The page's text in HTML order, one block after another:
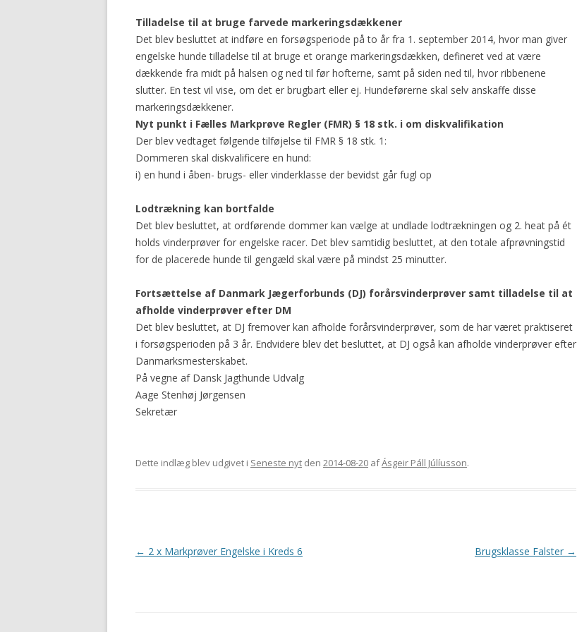
OPRINDELSE
DGSK’S OG DKK’S
AVLSANBEFALINGER
MÆRKEDAGE
NEKROLOGER
PRIVATLIVSPOLITIK
KONTOINFORMATIONER OG
MOBILEPAY
REFERATER FRA
REFERATER FRA
BESTYRELSESMØDER
Tilladelse til at bruge farvede markeringsdækkener
Det blev besluttet at indføre en forsøgsperiode på to år fra 1. september 2014, hvor man giver
engelske hunde tilladelse til at bruge et orange markeringsdækken, defineret ved at være
dækkende fra midt på halsen og ned til før hofterne, samt på siden ned til, hvor ribbenene
slutter. En test vil vise, om det er brugbart eller ej. Hundeførerne skal selv anskaffe disse
markeringsdækkener.
Nyt punkt i Fælles Markprøve Regler (FMR) § 18 stk. i om diskvalifikation
Der blev vedtaget følgende tilføjelse til FMR § 18 stk. 1:
Dommeren skal diskvalificere en hund:
i) en hund i åben- brugs- eller vinderklasse der bevidst går fugl op
Lodtrækning kan bortfalde
Det blev besluttet, at ordførende dommer kan vælge at undlade lodtrækningen og 2. heat på ét
holds vinderprøver for engelske racer. Det blev samtidig besluttet, at den totale afprøvningstid
for de placerede hunde til gengæld skal være på mindst 25 minutter.
Fortsættelse af Danmark Jægerforbunds (DJ) forårsvinderprøver samt tilladelse til at
afholde vinderprøver efter DM
Det blev besluttet, at DJ fremover kan afholde forårsvinderprøver, som de har været praktiseret
i forsøgsperioden på 3 år. Endvidere blev det besluttet, at DJ også kan afholde vinderprøver efter
Danmarksmesterskabet.
På vegne af Dansk Jagthunde Udvalg
Aage Stenhøj Jørgensen
Sekretær
Dette indlæg blev udgivet i Seneste nyt den 2014-08-20 afÁsgeir Páll Júlíusson.
Indlægsnavigation
← 2 x Markprøver Engelske i Kreds 6 Brugsklasse Falster →